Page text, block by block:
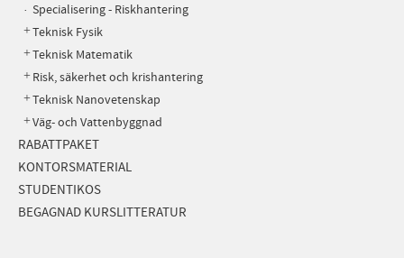
Specialisering - Riskhantering
Teknisk Fysik
Teknisk Matematik
Risk, säkerhet och krishantering
Teknisk Nanovetenskap
Väg- och Vattenbyggnad
RABATTPAKET
KONTORSMATERIAL
STUDENTIKOS
BEGAGNAD KURSLITTERATUR